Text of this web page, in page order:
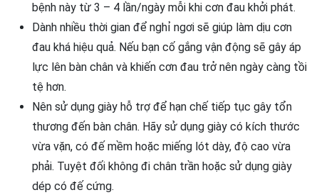
bệnh này từ 3 – 4 lần/ngày mỗi khi cơn đau khởi phát.
Dành nhiều thời gian để nghỉ ngơi sẽ giúp làm dịu cơn
đau khá hiệu quả. Nếu bạn cố gắng vận động sẽ gây áp
lực lên bàn chân và khiến cơn đau trở nên ngày càng tồi
tệ hơn.
Nên sử dụng giày hỗ trợ để hạn chế tiếp tục gây tổn
thương đến bàn chân. Hãy sử dụng giày có kích thước
vừa vặn, có đế mềm hoặc miếng lót dày, độ cao vừa
phải. Tuyệt đối không đi chân trần hoặc sử dụng giày
dép có đế cứng.